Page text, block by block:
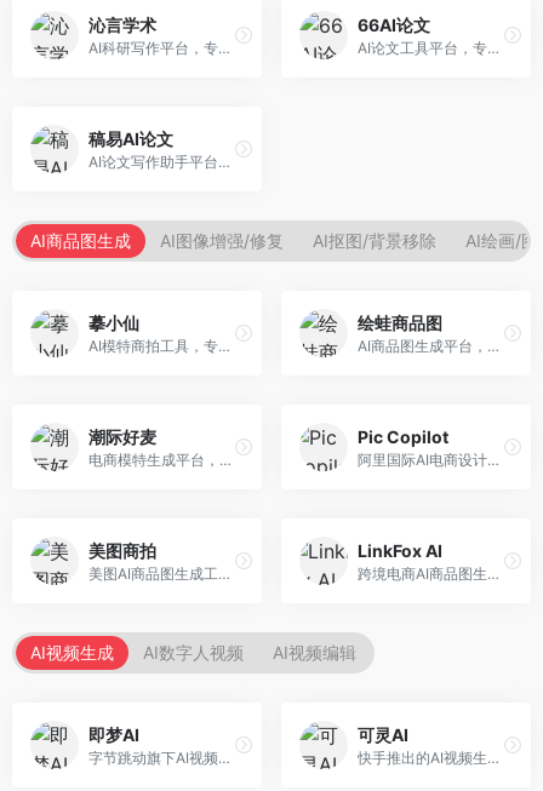
沁言学术
AI科研写作平台，专注于学术研究辅助。面向研究生和科研工作者，提供文献分析、研究方法指导、论文撰写等服务，学术资源丰富，研究支持全面。
66AI论文
AI论文工具平台，专注于高质量低查重论文生成。面向大学生和研究生，提供论文写作、降重修改等服务，生成内容原创度高，查重率低。
稿易AI论文
AI论文写作助手平台，提供智能化学术写作支持。面向高校学生，支持多种论文类型生成，提供参考文献管理和格式规范服务，操作流程简单。
AI商品图生成 AI图像增强/修复 AI抠图/背景移除 AI绘画/图
摹小仙
AI模特商拍工具，专注于服装电商。面向服装电商卖家，提供虚拟模特试穿、商品展示图生成等服务，模特形象多样，拍摄成本低。
绘蛙商品图
AI商品图生成平台，支持模特换装和场景生成。面向电商卖家，提供商品上身效果展示、场景化商品图生成等服务，电商营销效果显著。
潮际好麦
电商模特生成平台，支持AI虚拟模特创作。面向服装和配饰电商，提供模特试穿、商品展示、营销素材生成等服务，模特形象可定制。
Pic Copilot
阿里国际AI电商设计工具，专注于跨境电商。面向跨境电商卖家，提供商品图优化、营销海报生成、多语言适配等服务，海外市场适配性强。
美图商拍
美图AI商品图生成工具，整合美图生态。面向电商卖家，提供商品图美化、模特替换、场景生成等服务，移动端操作便捷。
LinkFox AI
跨境电商AI商品图生成工具。面向跨境电商卖家，支持多语言商品图生成、模特替换、场景优化等服务，适配海外电商平台需求。
AI视频生成 AI数字人视频 AI视频编辑
即梦AI
字节跳动旗下AI视频创作平台，支持多模态内容生成。面向内容创作者和营销人员，提供文生视频、图生视频、智能剪辑等功能，中文理解能力强，创作效率高。
可灵AI
快手推出的AI视频生成平台，支持文生视频和图生视频，可生成长达2分钟的高质量视频内容。面向短视频创作者和营销人员，操作简便，生成效果逼真，适合商业推广和创意表达。